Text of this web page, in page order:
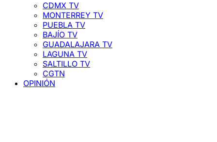
CDMX TV
MONTERREY TV
PUEBLA TV
BAJÍO TV
GUADALAJARA TV
LAGUNA TV
SALTILLO TV
CGTN
OPINIÓN